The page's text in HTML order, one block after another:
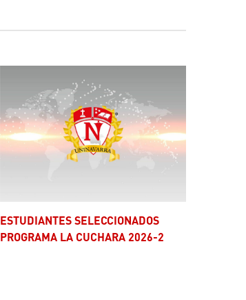
ESTUDIANTES SELECCIONADOS
PROGRAMA LA CUCHARA 2026-2